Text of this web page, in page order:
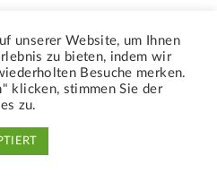
unserer Website, um Ihnen
zu bieten, indem wir
Besuche merken.
klicken, stimmen Sie der
zu.